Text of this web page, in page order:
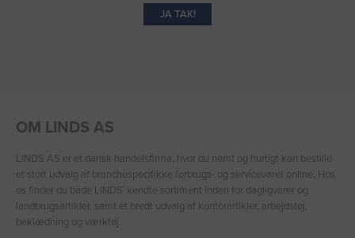
JA TAK!
OM LINDS AS
LINDS AS er et dansk handelsfirma, hvor du nemt og hurtigt kan bestille
et stort udvalg af branchespecifikke forbrugs- og servicevarer online. Hos
os finder du både LINDS′ kendte sortiment inden for dagligvarer og
landbrugsartikler, samt et bredt udvalg af kontorartikler, arbejdstøj,
beklædning og værktøj.